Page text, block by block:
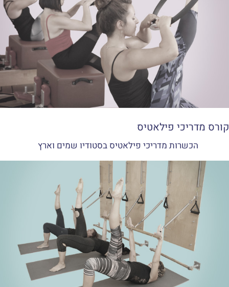
קורס מדריכי פילאטיס
הכשרות מדריכי פילאטיס בסטודיו שמים וארץ